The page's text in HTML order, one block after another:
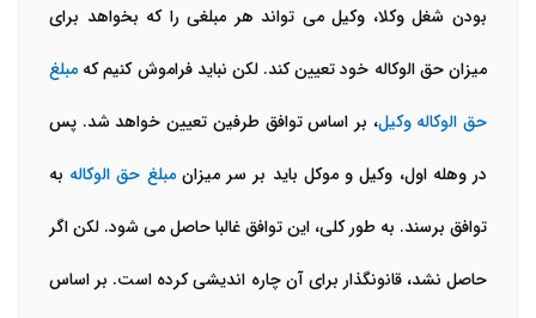
بودن شغل وکلا، وکیل می تواند هر مبلغی را که بخواهد برای
میزان حق الوکاله خود تعیین کند. لکن نباید فراموش کنیم که مبلغ
حق الوکاله وکیل، بر اساس توافق طرفین تعیین خواهد شد. پس
در وهله اول، وکیل و موکل باید بر سر میزانمبلغ حق الوکاله به
توافق برسند. به طور کلی، این توافق غالبا حاصل می شود. لکن اگر
حاصل نشد، قانونگذار برای آن چاره اندیشی کرده است. بر اساس